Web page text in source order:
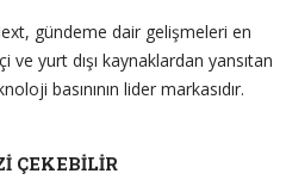
gündeme dair gelişmeleri en
ve yurt dışı kaynaklardan yansıtan
basınının lider markasıdır.
ÇEKEBILIR